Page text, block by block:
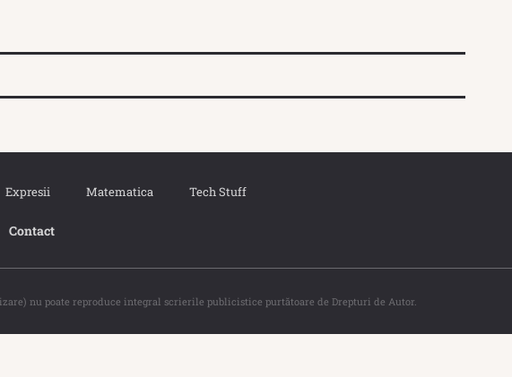
Expresii Matematica Tech Stuff
Contact
nu poate reproduce integral scrierile publicistice purtătoare de Drepturi de Autor.